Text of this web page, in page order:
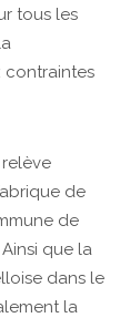
tous les
contraintes
de
de
que la
dans le
la